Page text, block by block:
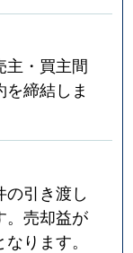
主・買主間
締結しま
引き渡し
。売却益が
ります。